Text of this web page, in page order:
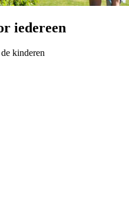
iedereen
kinderen